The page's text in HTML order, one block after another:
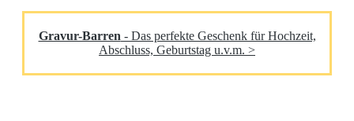
Gravur-Barren - Das perfekte Geschenk für Hochzeit,
Abschluss, Geburtstag u.v.m. >